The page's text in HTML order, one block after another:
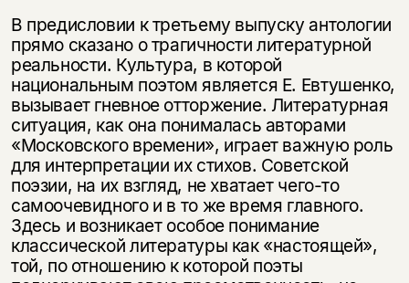
В предисловии к третьему выпуску антологии
прямо сказано о трагичности литературной
реальности. Культура, в которой
национальным поэтом является Е. Евтушенко,
вызывает гневное отторжение. Литературная
ситуация, как она понималась авторами
«Московского времени», играет важную роль
для интерпретации их стихов. Советской
поэзии, на их взгляд, не хватает чего-то
самоочевидного и в то же время главного.
Здесь и возникает особое понимание
классической литературы как «настоящей»,
той, по отношению к которой поэты